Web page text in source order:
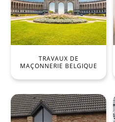
TRAVAUX DE
MAÇONNERIE BELGIQUE